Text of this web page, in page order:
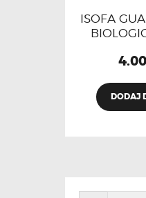
ISOFA
4.00
DODAJ